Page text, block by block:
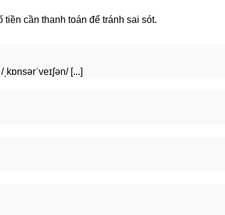
cần thanh toán để tránh sai sót.
[...]